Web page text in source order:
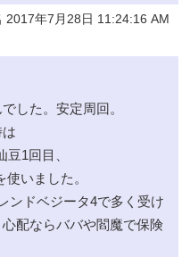
年7月28日 11:24:16 AM
した。安定周回。
1回目、
いました。
ンドベジータ4で多く受け
配ならババや閻魔で保険